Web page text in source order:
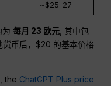
~$25-27
为每月 23 欧元 , 其中包
货币后，$20 的基本价格
the ChatGPT Plus price